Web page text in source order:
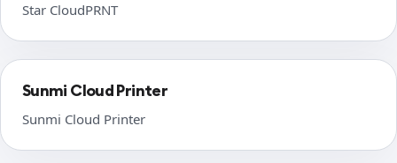
Star CloudPRNT
Sunmi Cloud Printer
Sunmi Cloud Printer